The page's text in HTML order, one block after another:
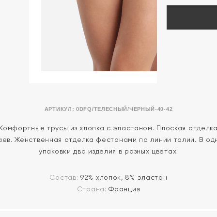
АРТИКУЛ:0DFQ/ТЕЛЕСНЫЙ/ЧЕРНЫЙ-40-42
трусы из хлопка с эластаном. Плоская отделка
Женственная отделка фестонами по линии талии. В
упаковки два изделия в разных цветах.
Состав:92% хлопок, 8% эластан
Страна:Франция